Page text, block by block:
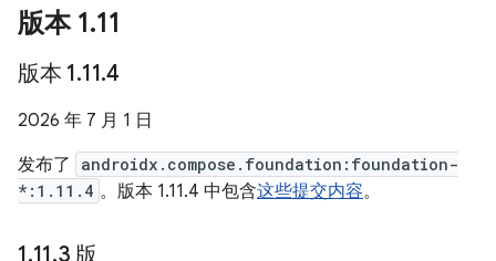
版本 1.11
版本 1.11.4
2026 年 7 月 1 日
发布了
androidx.compose.foundation:foundation-
*:1.11.4 。版本 1.11.4 中包含这些提交内容。
1.11.3 版